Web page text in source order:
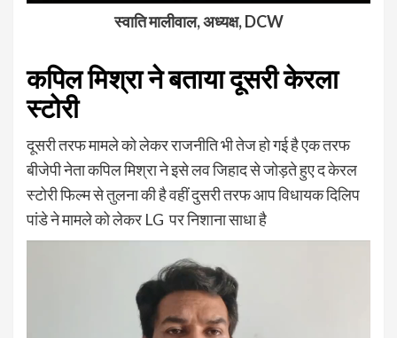
स्वाति मालीवाल, अध्यक्ष, DCW
कपिल मिश्रा ने बताया दूसरी केरला
स्टोरी
दूसरी तरफ मामले को लेकर राजनीति भी तेज हो गई है एक तरफ
बीजेपी नेता कपिल मिश्रा ने इसे लव जिहाद से जोड़ते हुए द केरल
स्टोरी फिल्म से तुलना की है वहीं दुसरी तरफ आप विधायक दिलिप
पांडे ने मामले को लेकर LG पर निशाना साधा है